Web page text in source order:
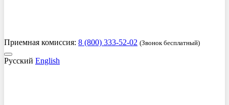
Приемная комиссия: 8 (800) 333-52-02 (Звонок бесплатный)
Русский English